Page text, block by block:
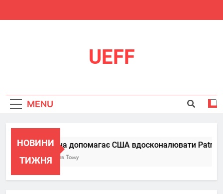
UEFF
MENU
НОВИНИ
ТИЖНЯ
Україна допомагає США вдосконалювати Patriot,
6 Місяців Тому